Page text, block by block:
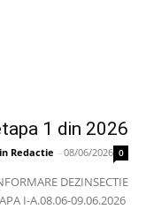
1 din 2026
Redactie - 08/06/2026 0
DEZINSECTIE
I-A.08.06-09.06.2026